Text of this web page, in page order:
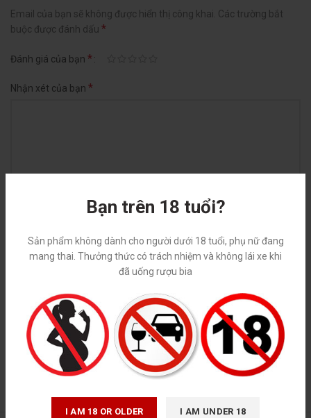
Bạn trên 18 tuổi?
Sản phẩm không dành cho người dưới 18 tuổi, phụ nữ đang
mang thai. Thưởng thức có trách nhiệm và không lái xe khi
đã uống rượu bia
I AM 18 OR OLDER I AM UNDER 18
Email của bạn sẽ không được hiển thị công khai. Các trường bắt
buộc được đánh dấu *
Đánh giá của bạn *
Nhận xét của bạn *
Tên*
*